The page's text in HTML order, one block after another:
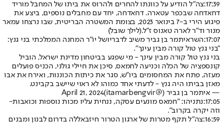
17:39: צה"ל הודיע על כוונתו להחרים ולהרוס את ביתו של המחבל מוריד
דחאדחה שבכפר עטארה. דחאדחה, יחד עם מחבלים נוספים, ביצע את
פיגוע הירי ב-7 בינואר 2023, בצומת המשטרה הבריטית, שבו נרצחו עמאר
מנור וד"ר לארה טאנוס ז"ל.(לילך שובל)
17:07: השראיתמר בן גביר משיב לדבריושל יו"ר המחנה הממלכתי בני גנץ:
"בני גנץ טול קורה מבין עינך".
בני גנץ טול קורה מבין עינך - מי שפגע בביטחון מדינת ישראל, הוביל
קונספציה של הכלה וכניעה לחמאס, סיכן את חיילי גולני, הכניס פועלים
מעזה, פתח את המחסומים ביו"ש, סגר את כיתות הכוננות, ואירח את אבו
מאזן בביתו היה גנץ - לדעתי אחד כמוהו לא ראוי שיישב בקבינט.
— איתמר בן גביר (@itamarbengvir)
April 21, 2024
17:05: נתניהו: "חמאס מונעים עסקה, ננחית עליו מכות נוספות וכואבות-
וזה יקרה בקרוב".
16:59: צה"ל תקף מטרות של ארגון הטרור חיזבאללה בדרום לבנון ומבנים